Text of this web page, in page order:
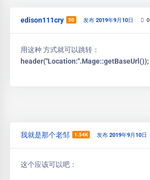
edison111cry 50 发布 2019年9月10日 0
用这种 方式就可以跳转：
header("Location:".Mage::getBaseUrl());
我就是那个老邹 1.54K 发布 2019年9月10日
这个应该可以吧：